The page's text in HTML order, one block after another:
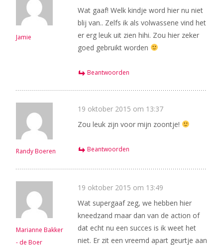
Jamie
Wat gaaf! Welk kindje word hier nu niet
blij van.. Zelfs ik als volwassene vind het
er erg leuk uit zien hihi. Zou hier zeker
goed gebruikt worden
Beantwoorden
Randy Boeren
19 oktober 2015 om 13:37
Zou leuk zijn voor mijn zoontje!
Beantwoorden
Marianne Bakker
- de Boer
19 oktober 2015 om 13:49
Wat supergaaf zeg, we hebben hier
kneedzand maar dan van de action of
dat echt nu een succes is ik weet het
niet. Er zit een vreemd apart geurtje aan